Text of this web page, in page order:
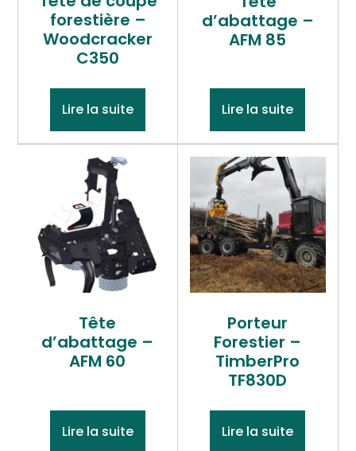
forestière –
Woodcracker
C350
Lire la suite
d’abattage –
AFM 85
Lire la suite
Tête
d’abattage –
AFM 60
Lire la suite
Porteur
Forestier –
TimberPro
TF830D
Lire la suite